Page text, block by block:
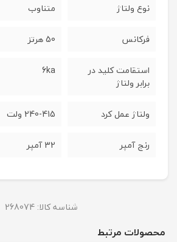
نوع ولتاژ متناوب
فرکانس 50 هرتز
استقامت کلید در
برابر ولتاژ
6ka
ولتاژ عمل کرد 240-415 ولت
رنج آمپر 32 آمپر
شناسه کالا:268074
محصولات مرتبط